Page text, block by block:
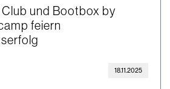
und Bootbox by
feiern
18.11.2025